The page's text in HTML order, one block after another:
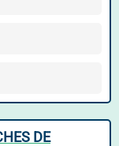
DE